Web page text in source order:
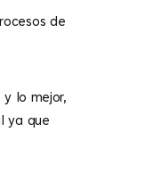
de
lo mejor,
ya que